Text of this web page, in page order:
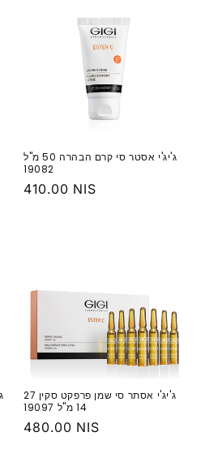
‏ג'יג'י אסטר סי קרם הבהרה 50 מ"ל
19082
מחיר
410.00 NIS
‏ג'יג'י אסתר סי שמן פרפקט סקין 27
מחיר
480.00 NIS